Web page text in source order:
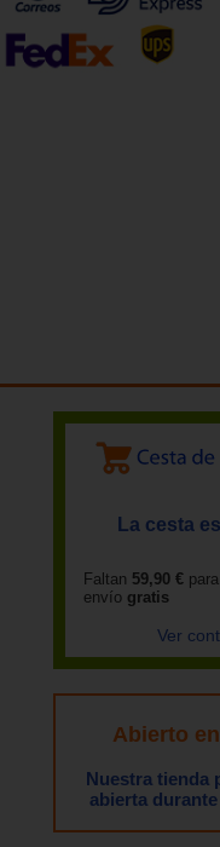
La cesta
Faltan 59,90 €
envío gratis
Ver
Abierto
Nuestra tienda
abierta